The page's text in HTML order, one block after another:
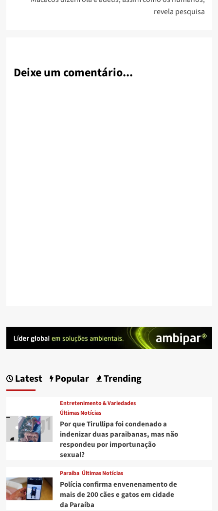
revela pesquisa
Deixe um comentário...
Latest Popular Trending
Entretenimento & Variedades
Últimas Notícias
Por que Tirullipa foi condenado a
indenizar duas paraibanas, mas não
respondeu por importunação
sexual?
Paraíba Últimas Notícias
Polícia confirma envenenamento de
mais de 200 cães e gatos em cidade
da Paraíba